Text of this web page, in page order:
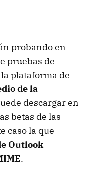
probando en
pruebas de
plataforma de
de la
descargar en
betas de las
caso la que
Outlook
.